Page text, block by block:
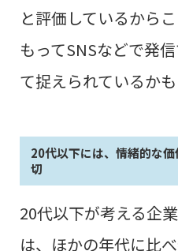
と評価しているから
もってSNSなどで発
て捉えられているかも
20代以下には、情緒的な
切
20代以下が考える企
は、ほかの年代に比